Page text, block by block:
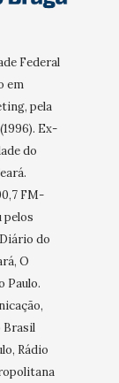
Federal
em
pela
Ex-
do
FM-
pelos
do
O
Paulo.
Brasil
Rádio